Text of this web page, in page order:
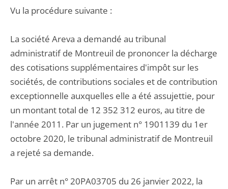
Vu la procédure suivante :
La société Areva a demandé au tribunal
administratif de Montreuil de prononcer la décharge
des cotisations supplémentaires d'impôt sur les
sociétés, de contributions sociales et de contribution
exceptionnelle auxquelles elle a été assujettie, pour
un montant total de 12 352 312 euros, au titre de
l'année 2011. Par un jugement n° 1901139 du 1er
octobre 2020, le tribunal administratif de Montreuil
a rejeté sa demande.
Par un arrêt n° 20PA03705 du 26 janvier 2022, la